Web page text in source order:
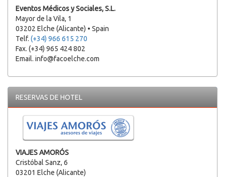
Eventos Médicos y Sociales, S.L.
Mayor de la Vila, 1
03202 Elche (Alicante) • Spain
Telf. (+34) 966 615 270
Fax. (+34) 965 424 802
Email. info@facoelche.com
RESERVAS DE HOTEL
VIAJES AMORÓS
Cristóbal Sanz, 6
03201 Elche (Alicante)